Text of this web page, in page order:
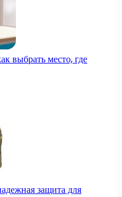
выбрать место, где
защита для